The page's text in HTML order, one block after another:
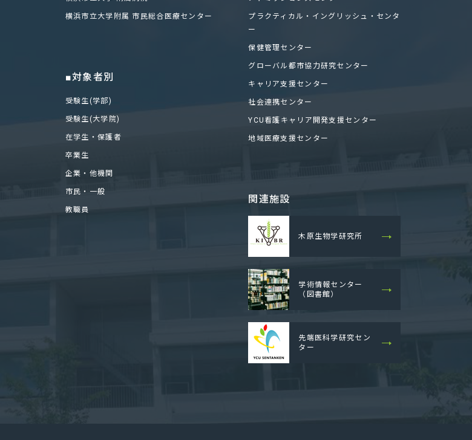
横浜市立大学附属 市民総合医療センター
■対象者別
受験生(学部)
受験生(大学院)
在学生・保護者
卒業生
企業・他機関
市民・一般
教職員
プラクティカル・イングリッシュ・センタ
ー
保健管理センター
グローバル都市協力研究センター
キャリア支援センター
社会連携センター
YCU看護キャリア開発支援センター
地域医療支援センター
関連施設
木原生物学研究所
学術情報センター
（図書館）
先端医科学研究セン
ター